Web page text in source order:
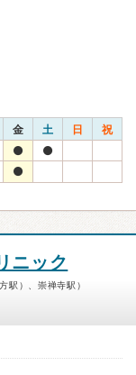
金 土 日 祝
ニック
駅）、崇禅寺駅）